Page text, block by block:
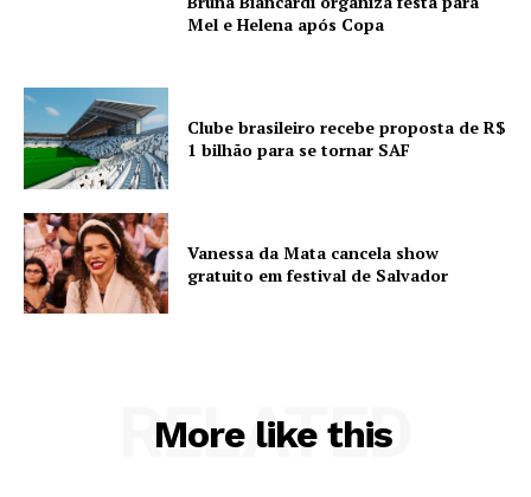
Mel e Helena após Copa
Clube brasileiro recebe proposta de R$
1 bilhão para se tornar SAF
Vanessa da Mata cancela show
gratuito em festival de Salvador
More like this
RELATED